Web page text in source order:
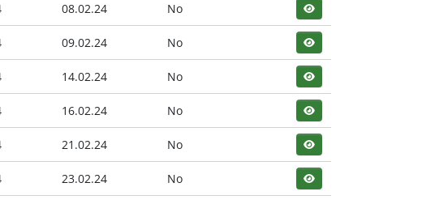
08.02.24 No
09.02.24 No
14.02.24 No
16.02.24 No
21.02.24 No
23.02.24 No